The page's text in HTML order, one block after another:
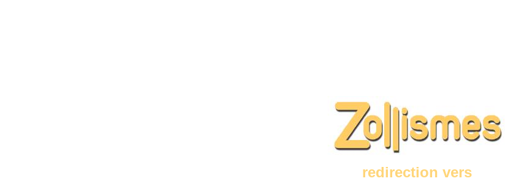
redirection vers